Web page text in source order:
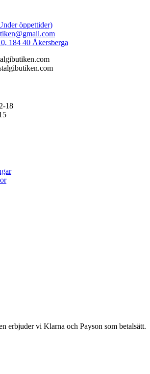
öppettider)
184 40 Åkersberga
18
erbjuder vi Klarna och Payson som betalsätt.